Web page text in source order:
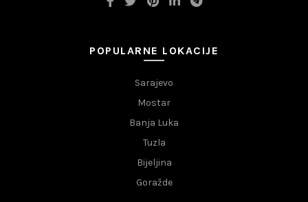
POPULARNE LOKACIJE
Sarajevo
Mostar
Banja Luka
Tuzla
Bijeljina
Goražde